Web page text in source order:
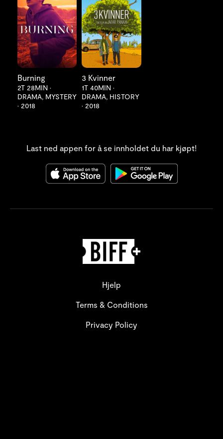
LES MER
Burning
2T 28MIN •
DRAMA, MYSTERY
• 2018
LES MER
3 Kvinner
1T 40MIN•
DRAMA, HISTORY
• 2018
Last ned appen for å se innholdet du har kjøpt!
Hjelp
Terms & Conditions
Privacy Policy